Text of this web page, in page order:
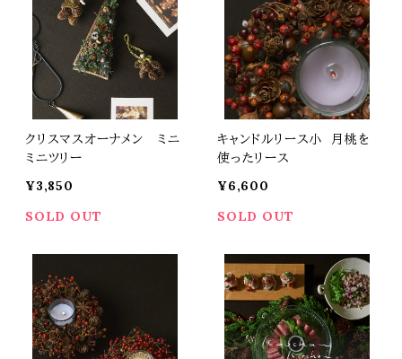
クリスマスオーナメン ミニ
ミニツリー
¥3,850
SOLD OUT
キャンドルリース小 月桃を
使ったリース
¥6,600
SOLD OUT